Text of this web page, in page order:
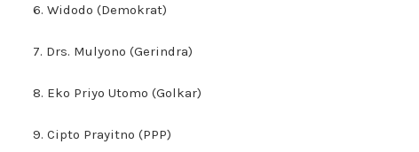
6. Widodo (Demokrat)
7. Drs. Mulyono (Gerindra)
8. Eko Priyo Utomo (Golkar)
9. Cipto Prayitno (PPP)